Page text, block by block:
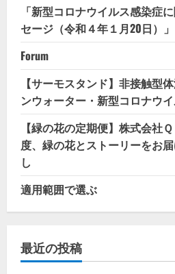
「新型コロナウイルス感染症
セージ（令和４年１月20日）」
Forum
【サーモスタンド】非接触型
ンウォーター・新型コロナウ
【緑の花の定期便】株式会社
度、緑の花とストーリーをお
し
適用範囲で選ぶ
最近の投稿